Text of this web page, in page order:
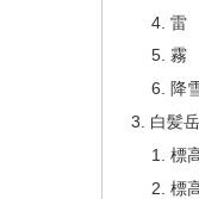
雷
霧
降
白髪
標
標